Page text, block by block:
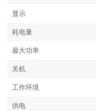
显示
耗电量
最大功率
关机
工作环境
供电